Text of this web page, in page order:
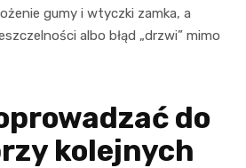
gumy i wtyczki zamka, a
albo błąd „drzwi” mimo
do
kolejnych